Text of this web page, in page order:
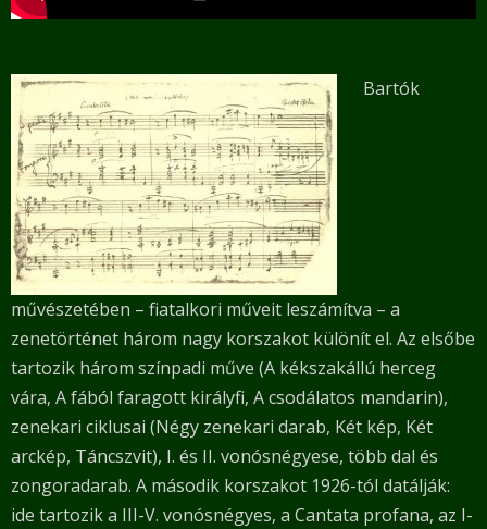
Bartók
művészetében – fiatalkori műveit leszámítva – a
zenetörténet három nagy korszakot különít el. Az elsőbe
tartozik három színpadi műve (A kékszakállú herceg
vára, A fából faragott királyfi, A csodálatos mandarin),
zenekari ciklusai (Négy zenekari darab, Két kép, Két
arckép, Táncszvit), I. és II. vonósnégyese, több dal és
zongoradarab. A második korszakot 1926-tól datálják:
ide tartozik a III-V. vonósnégyes, a Cantata profana, az I-